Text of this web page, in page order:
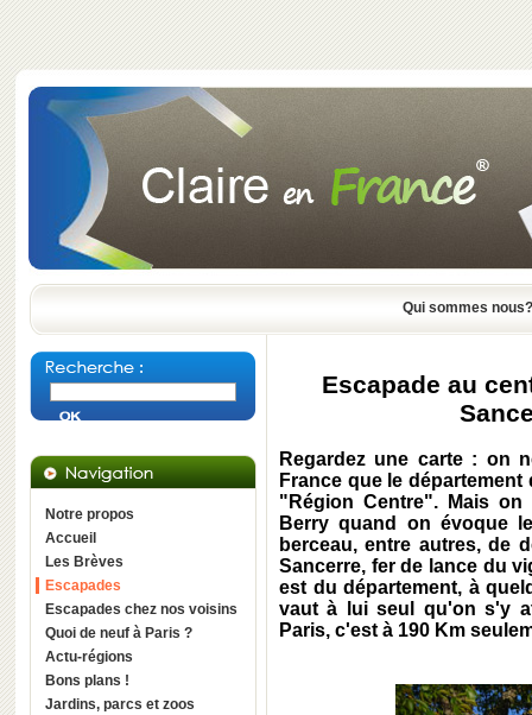
Qui sommes nous?
Notre propos
Accueil
Les Brèves
Escapades
Escapades chez nos voisins
Quoi de neuf à Paris ?
Actu-régions
Bons plans !
Jardins, parcs et zoos
Escapade au
Regardez une carte : on
France que le
"Région Centre". Mais
Berry quand on évoque
berceau, entre autres, de
Sancerre, fer de lance du
est du département, à
vaut à lui seul qu'on s'y
Paris, c'est à 190 Km